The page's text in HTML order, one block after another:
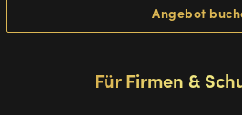
Angebot
Für Firmen &